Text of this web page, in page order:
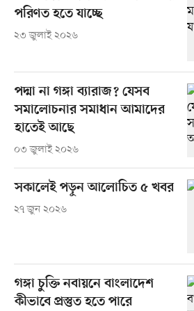
পরিণত হতে যাচ্ছে
২৩ জুলাই ২০২৬
পদ্মা না গঙ্গা ব্যারাজ? যেসব
সমালোচনার সমাধান আমাদের
হাতেই আছে
০৩ জুলাই ২০২৬
সকালেই পড়ুন আলোচিত ৫ খবর
২৭ জুন ২০২৬
গঙ্গা চুক্তি নবায়নে বাংলাদেশ
কীভাবে প্রস্তুত হতে পারে